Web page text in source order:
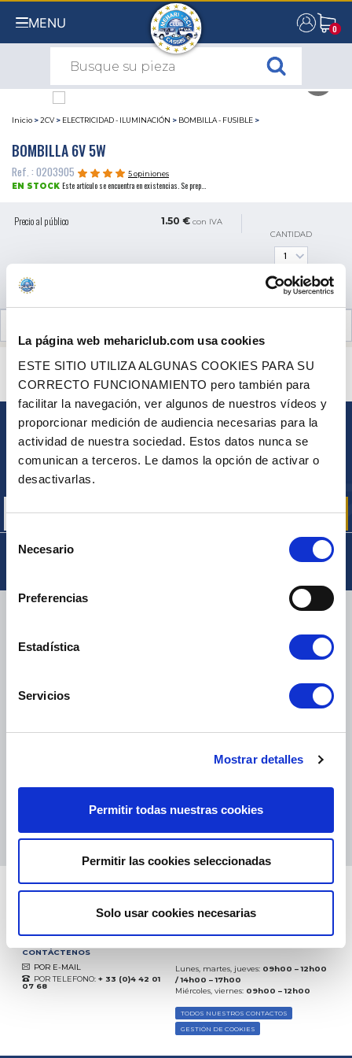
La página web mehariclub.com usa cookies
ESTE SITIO UTILIZA ALGUNAS COOKIES PARA SU
CORRECTO FUNCIONAMIENTO pero también para
facilitar la navegación, ver algunos de nuestros vídeos y
proporcionar medición de audiencia necesarias para la
actividad de nuestra sociedad. Estos datos nunca se
comunican a terceros. Le damos la opción de activar o
desactivarlas.
Selección
Necesario
Preferencias
Estadística
Servicios
Mostrar detalles
Permitir todas nuestras cookies
Permitir las cookies seleccionadas
Solo usar cookies necesarias
MENU 0
0
Inicio >2CV > ELECTRICIDAD - ILUMINACIÓN > BOMBILLA - FUSIBLE >
BOMBILLA 6V 5W
Ref. : 0203905
5 opiniones
EN STOCK Este artículo se encuentra en existencias. Se prep...
Precio al público 1.50 € con IVA
CANTIDAD
¿ALGUNA PREGUNTA? ¿NECESITA AYUDA?
PÓNGASE EN CONTACTO CON NOSOTROS
BOLETÍN
Inscríbase para recibir gratuitamente
nuestras ofertas promocionales y noticias de productos
PAQUETES PEQUEÑOS: TNT, GÉODIS, FRANCE EXPRESS, DPD
eKomi
07.08.2026 MÁS
Basado en37850 opiniones
CONTÁCTENOS
POR E-MAIL
POR TELEFONO: + 33 (0)4 42 01
07 68
Lunes, martes, jueves: 09h00 – 12h00
/ 14h00 – 17h00
Miércoles, viernes: 09h00 – 12h00
TODOS NUESTROS CONTACTOS
GESTIÓN DE COOKIES